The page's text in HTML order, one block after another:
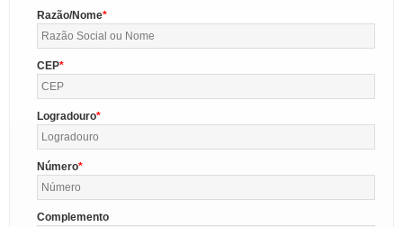
Razão/Nome
CEP
Logradouro
Número
Complemento